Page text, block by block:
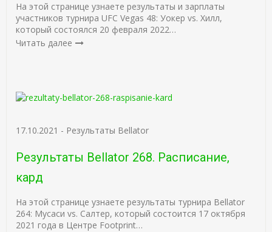
На этой странице узнаете результаты и зарплаты
участников турнира UFC Vegas 48: Уокер vs. Хилл,
который состоялся 20 февраля 2022…
Читать далее
17.10.2021 - Результаты Bellator
Результаты Bellator 268. Расписание,
кард
На этой странице узнаете результаты турнира Bellator
264: Мусаси vs. Салтер, который состоится 17 октября
2021 года в Центре Footprint…